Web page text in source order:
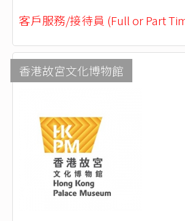
客戶服務/接待員 (Full or Part
香港故宮文化博物館